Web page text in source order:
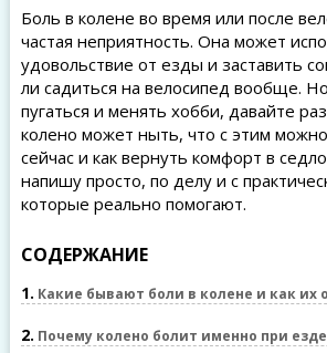
Боль в колене во время или после
частая неприятность. Она может
удовольствие от езды и заставить
ли садиться на велосипед вообще.
пугаться и менять хобби, давайте
колено может ныть, что с этим
сейчас и как вернуть комфорт в
напишу просто, по делу и с
которые реально помогают.
СОДЕРЖАНИЕ
1 Какие бывают боли в колене и как их
2 Почему колено болит именно при